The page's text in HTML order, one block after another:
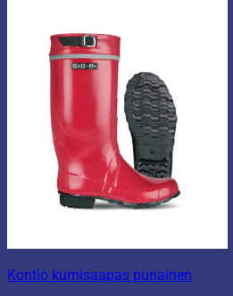
Kontio kumisaapas punainen